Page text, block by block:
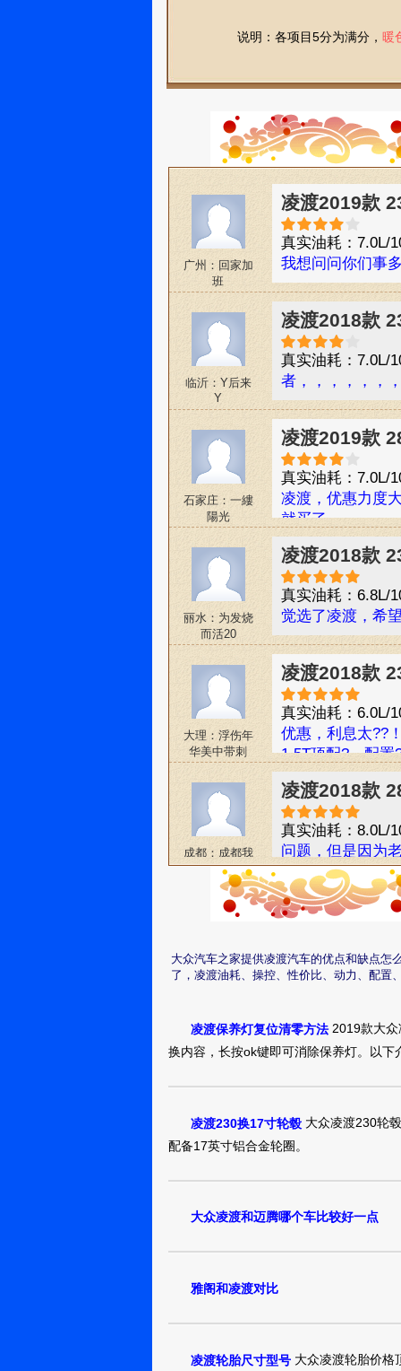
说明：各项目5分为满分， 暖
广州：回家加
班
凌渡2019款
真实油耗：7.0L/
我想问问你们事
临沂：Y后来
Y
凌渡2018款
真实油耗：7.0L/
者，，，，，，
石家庄：一縷
陽光
凌渡2019款
真实油耗：7.0L/
凌渡，优惠力度
就买了。
丽水：为发烧
而活20
凌渡2018款
真实油耗：6.8L/
觉选了凌渡，希
大理：浮伤年
华美中带刺
凌渡2018款
真实油耗：6.0L/
优惠，利息太??
1.5T顶配?，配置
成都：成都我
爱我家
凌渡2018款
真实油耗：8.0L/
问题，但是因为
看过很久，外观
么多
深圳：小菜要
凌渡2018款
爽，动力方面其
济宁：爱君威
凌渡2018款
了大众这个牌子
的开心
凌渡2018款
真实油耗：6.5L/
比较宽，后排三
通辽：一生平
最后就是被她的
大众汽车之家提供凌渡汽车的优点和缺点怎
了，凌渡油耗、操控、性价比、动力、配置
凌渡保养灯复位清零方法 2019款大
换内容，长按ok键即可消除保养灯。以
凌渡230换17寸轮毂 大众凌渡230轮
配备17英寸铝合金轮圈。
大众凌渡和迈腾哪个车比较好一点
雅阁和凌渡对比
凌渡轮胎尺寸型号 大众凌渡轮胎价格